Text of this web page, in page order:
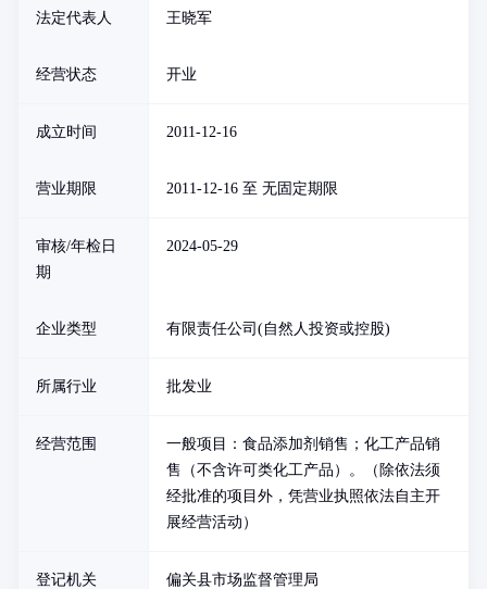
法定代表人 王晓军
经营状态 开业
成立时间 2011-12-16
营业期限 2011-12-16 至 无固定期限
审核/年检日
期
2024-05-29
企业类型 有限责任公司(自然人投资或控股)
所属行业 批发业
经营范围
一般项目：食品添加剂销售；化工产品销
售（不含许可类化工产品）。（除依法须
经批准的项目外，凭营业执照依法自主开
展经营活动）
登记机关 偏关县市场监督管理局